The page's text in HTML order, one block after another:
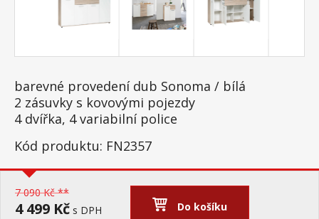
barevné provedení dub Sonoma / bílá
2 zásuvky s kovovými pojezdy
4 dvířka, 4 variabilní police
Kód produktu: FN2357
7 090 Kč **
4 499 Kč s DPH Do košíku